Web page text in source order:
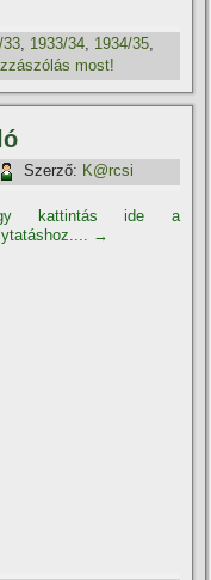
33, 1933/34, 1934/35,
most!
Szerző: K@rcsi
kattintás ide a
→